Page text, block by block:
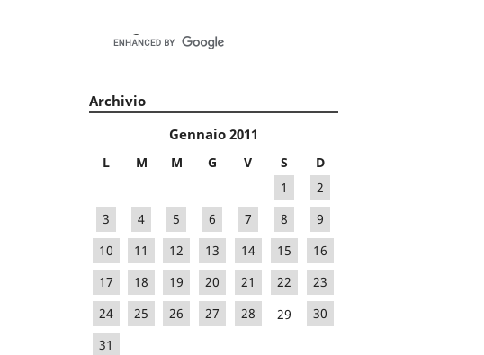
Archivio
Gennaio 2011
L M M G V S
D
1
2
3
4 5 6 7 8
9
10
11 12 13 14 15
16
17
18 19 20 21 22
23
24
25 26 27 28 29
30
31